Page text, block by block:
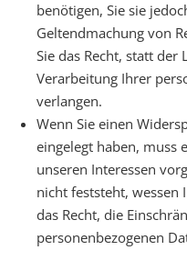
benötigen, Sie sie
Geltendmachung von
Sie das Recht, statt der
Verarbeitung Ihrer
verlangen.
Wenn Sie einen
eingelegt haben, muss
unseren Interessen
nicht feststeht, wessen
das Recht, die
personenbezogenen